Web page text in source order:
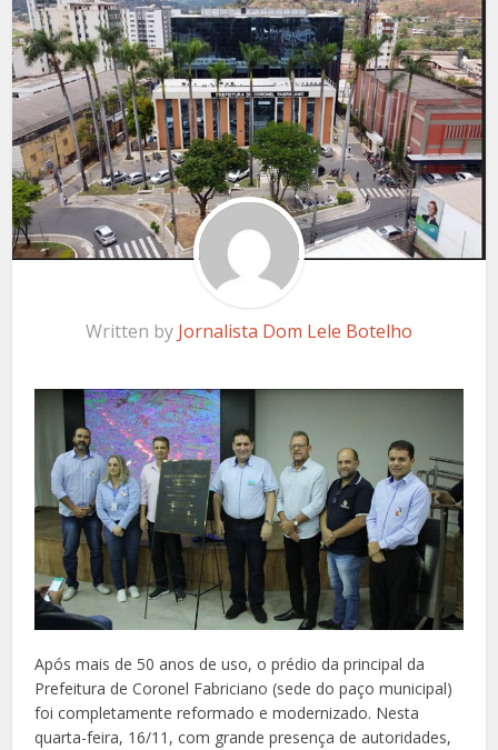
Written by Jornalista Dom Lele Botelho
Após mais de 50 anos de uso, o prédio da principal da
Prefeitura de Coronel Fabriciano (sede do paço municipal)
foi completamente reformado e modernizado. Nesta
quarta-feira, 16/11, com grande presença de autoridades,